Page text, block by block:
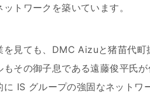
トワークを築いています。
を見ても、DMC Aizuと猪苗代町
その御子息である遠藤俊平氏が
に IS グループの強固なネットワ